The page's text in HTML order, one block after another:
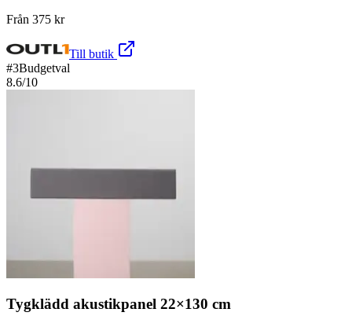
Från 375 kr
Till butik
#3Budgetval
8.6/10
Tygklädd akustikpanel 22×130 cm